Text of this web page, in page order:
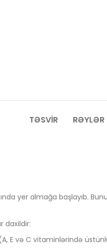
TƏSVIR
yer almağa başlayıb.
daxildir:
E və C vitaminlərində